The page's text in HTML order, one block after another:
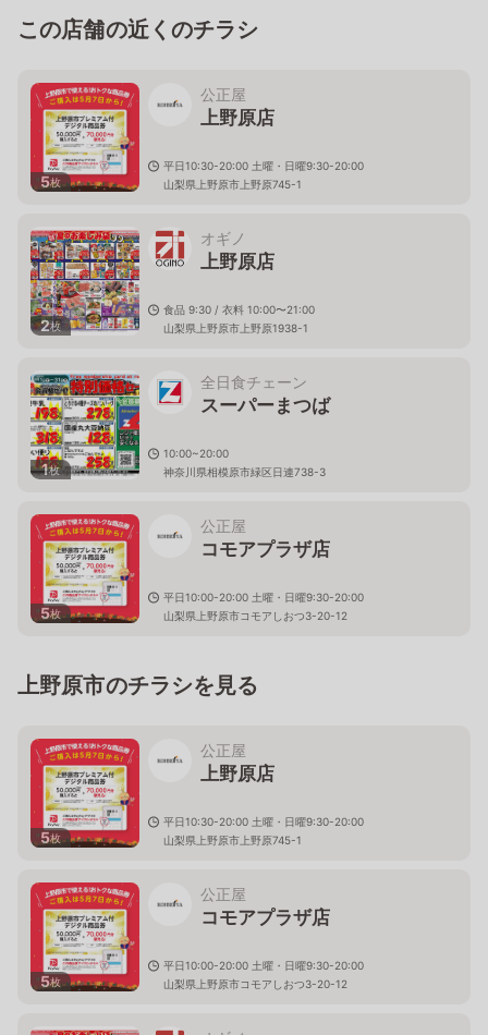
この店舗の近くのチラシ
5枚
公正屋
上野原店
平日10:30-20:00 土曜・日曜9:30-20:00
山梨県上野原市上野原745-1
2枚
オギノ
上野原店
食品 9:30 / 衣料 10:00〜21:00
山梨県上野原市上野原1938-1
1枚
全日食チェーン
スーパーまつば
10:00~20:00
神奈川県相模原市緑区日連738-3
5枚
公正屋
コモアプラザ店
平日10:00-20:00 土曜・日曜9:30-20:00
山梨県上野原市コモアしおつ3-20-12
上野原市のチラシを見る
5枚
公正屋
上野原店
平日10:30-20:00 土曜・日曜9:30-20:00
山梨県上野原市上野原745-1
5枚
公正屋
コモアプラザ店
平日10:00-20:00 土曜・日曜9:30-20:00
山梨県上野原市コモアしおつ3-20-12